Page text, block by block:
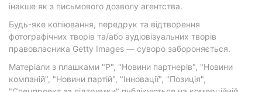
інакше як з письмового дозволу агентства.
Будь-яке копіювання, передрук та відтворення
фотографічних творів та/або аудіовізуальних творів
правовласника Getty Images — суворо забороняється.
Матеріали з плашками "Р", "Новини партнерів", "Новини
компаній", "Новини партій", "Інновації", "Позиція",